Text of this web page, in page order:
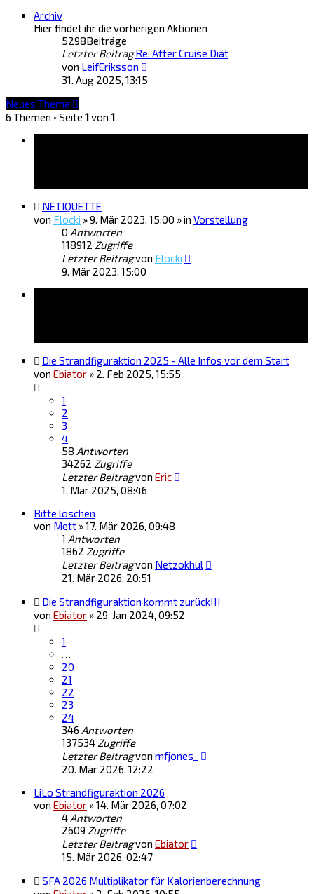
Archiv
Hier findet ihr die vorherigen Aktionen
5298Beiträge
Letzter Beitrag Re: After Cruise Diät
von LeifEriksson
Beitrag
31. Aug 2025, 13:15
Neues Thema
6 Themen • Seite 1 von 1
NETIQUETTE
von Flocki »9. Mär 2023, 15:00 » in Vorstellung
0 Antworten
118912 Zugriffe
Letzter Beitragvon Flocki
9. Mär 2023, 15:00
Die Strandfiguraktion 2025 - Alle Infos vor dem Start
von Ebiator » 2. Feb 2025, 15:55
1
2
3
4
58 Antworten
34262 Zugriffe
Letzter Beitragvon Eric
1. Mär 2025, 08:46
Bitte löschen
von Mett »17. Mär 2026, 09:48
1 Antworten
1862 Zugriffe
Letzter Beitragvon Netzokhul
21. Mär 2026, 20:51
Die Strandfiguraktion kommt zurück!!!
von Ebiator » 29. Jan 2024, 09:52
1
…
20
21
22
23
24
346 Antworten
137534 Zugriffe
Letzter Beitragvon mfjones_
20. Mär 2026, 12:22
LiLo Strandfiguraktion 2026
von Ebiator »14. Mär 2026, 07:02
4 Antworten
2609 Zugriffe
Letzter Beitragvon Ebiator
15. Mär 2026, 02:47
SFA 2026 Multiplikator für Kalorienberechnung